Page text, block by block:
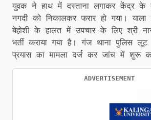
युवक ने हाथ में दस्ताना लगाकर केंद्र के
नगदी को निकालकर फरार हो गया।
बेहोशी के हालत में उपचार के लिए श्री
भर्ती कराया गया है। गंज थाना पुलिस
प्रयास का मामला दर्ज कर जांच में शुरू
ADVERTISEMENT